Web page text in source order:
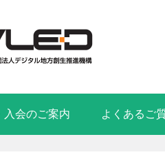
入会のご案内 よくあるご